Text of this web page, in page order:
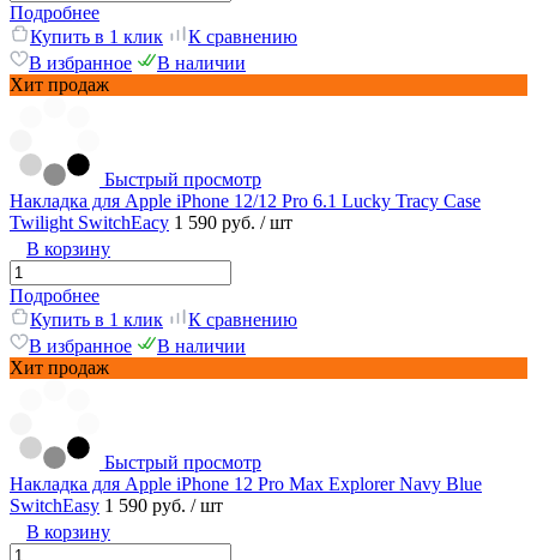
Подробнее
Купить в 1 клик
К сравнению
В избранное
В наличии
Хит продаж
Быстрый просмотр
Накладка для Apple iPhone 12/12 Pro 6.1 Lucky Tracy Case
Twilight SwitchEacy 1 590 руб. / шт
В корзину
Подробнее
Купить в 1 клик
К сравнению
В избранное
В наличии
Хит продаж
Быстрый просмотр
Накладка для Apple iPhone 12 Pro Max Explorer Navy Blue
SwitchEasy 1 590 руб. / шт
В корзину